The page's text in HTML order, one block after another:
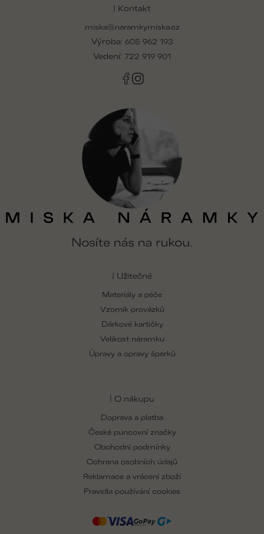
| Kontakt
miska@naramkymiska.cz
Výroba: 605 962 193
Vedení: 722 919 901
| Užitečné
Materiály a péče
Vzorník provázků
Dárkové kartičky
Velikost náramku
Úpravy a opravy šperků
| O nákupu
Doprava a platba
České puncovní značky
Obchodní podmínky
Ochrana osobních údajů
Reklamace a vrácení zboží
Pravidla používání cookies